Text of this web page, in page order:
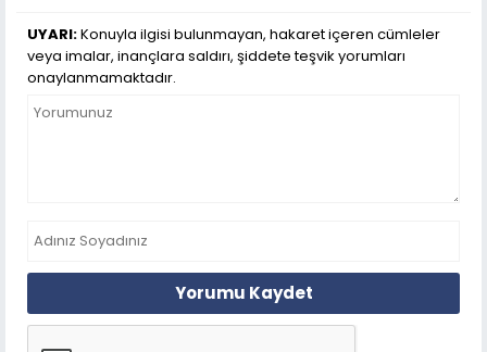
UYARI:Konuyla ilgisi bulunmayan, hakaret içeren cümleler
veya imalar, inançlara saldırı, şiddete teşvik yorumları
onaylanmamaktadır.
Yorumu Kaydet